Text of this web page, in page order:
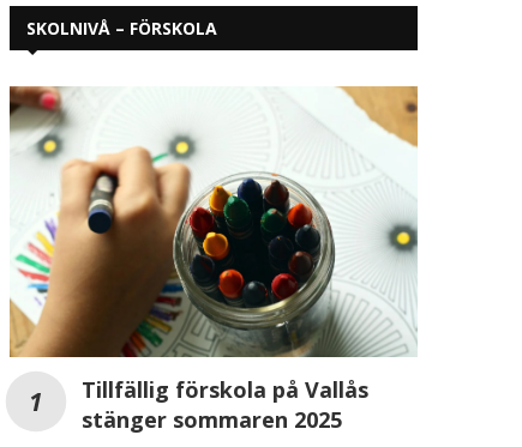
De kommunala grundskolorna
utvecklar sina utemiljöer!
maj 30, 2025
Nu startar
Kristinehamn om
SKOLNIVÅ – FÖRSKOLA
Tillfällig förskola på Vallås
stänger sommaren 2025